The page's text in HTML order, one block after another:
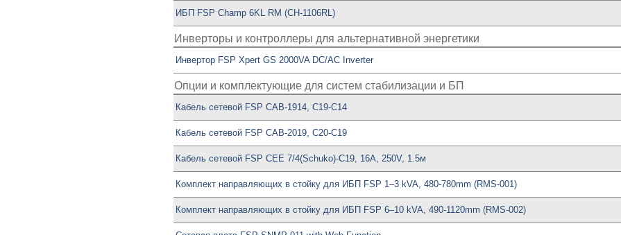
ИБП FSP Champ 6KL RM (CH-1106RL)
Инверторы и контроллеры для альтернативной энергетики
Инвертор FSP Xpert GS 2000VA DC/AC Inverter
Опции и комплектующие для систем стабилизации и БП
Кабель сетевой FSP CAB-1914, C19-C14
Кабель сетевой FSP CAB-2019, C20-C19
Кабель сетевой FSP CEE 7/4(Schuko)-C19, 16A, 250V, 1.5м
Комплект направляющих в стойку для ИБП FSP 1–3 kVA, 480-780mm (RMS-001)
Комплект направляющих в стойку для ИБП FSP 6–10 kVA, 490-1120mm (RMS-002)